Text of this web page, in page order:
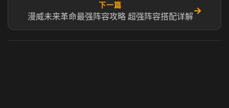
下一篇
漫威未来革命最强阵容攻略 超强阵容搭配详解
→